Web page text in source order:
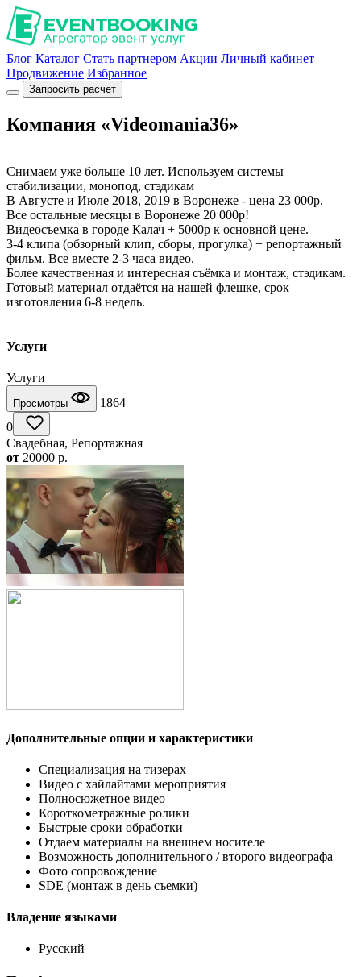
Блог Каталог Стать партнером Акции Личный кабинет
Продвижение Избранное
Запросить расчет
Компания «Videomania36»
Снимаем уже больше 10 лет. Используем системы
стабилизации, монопод, стэдикам
В Августе и Июле 2018, 2019 в Воронеже - цена 23 000р.
Все остальные месяцы в Воронеже 20 000р!
Видеосъемка в городе Калач + 5000р к основной цене.
3-4 клипа (обзорный клип, сборы, прогулка) + репортажный
фильм. Все вместе 2-3 часа видео.
Более качественная и интересная съёмка и монтаж, стэдикам.
Готовый материал отдаётся на нашей флешке, срок
изготовления 6-8 недель.
Услуги
Услуги
Просмотры
1864
0
Свадебная, Репортажная
от 20000 p.
Дополнительные опции и характеристики
Специализация на тизерах
Видео с хайлайтами мероприятия
Полносюжетное видео
Короткометражные ролики
Быстрые сроки обработки
Отдаем материалы на внешнем носителе
Возможность дополнительного / второго видеографа
Фото сопровождение
SDE (монтаж в день съемки)
Владение языками
Русский